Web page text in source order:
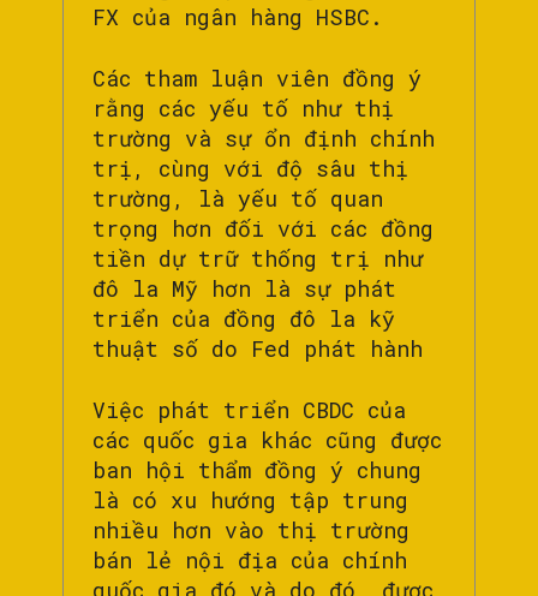
FX của ngân hàng HSBC.
Các tham luận viên đồng ý
rằng các yếu tố như thị
trường và sự ổn định chính
trị, cùng với độ sâu thị
trường, là yếu tố quan
trọng hơn đối với các đồng
tiền dự trữ thống trị như
đô la Mỹ hơn là sự phát
triển của đồng đô la kỹ
thuật số do Fed phát hành
Việc phát triển CBDC của
các quốc gia khác cũng được
ban hội thẩm đồng ý chung
là có xu hướng tập trung
nhiều hơn vào thị trường
bán lẻ nội địa của chính